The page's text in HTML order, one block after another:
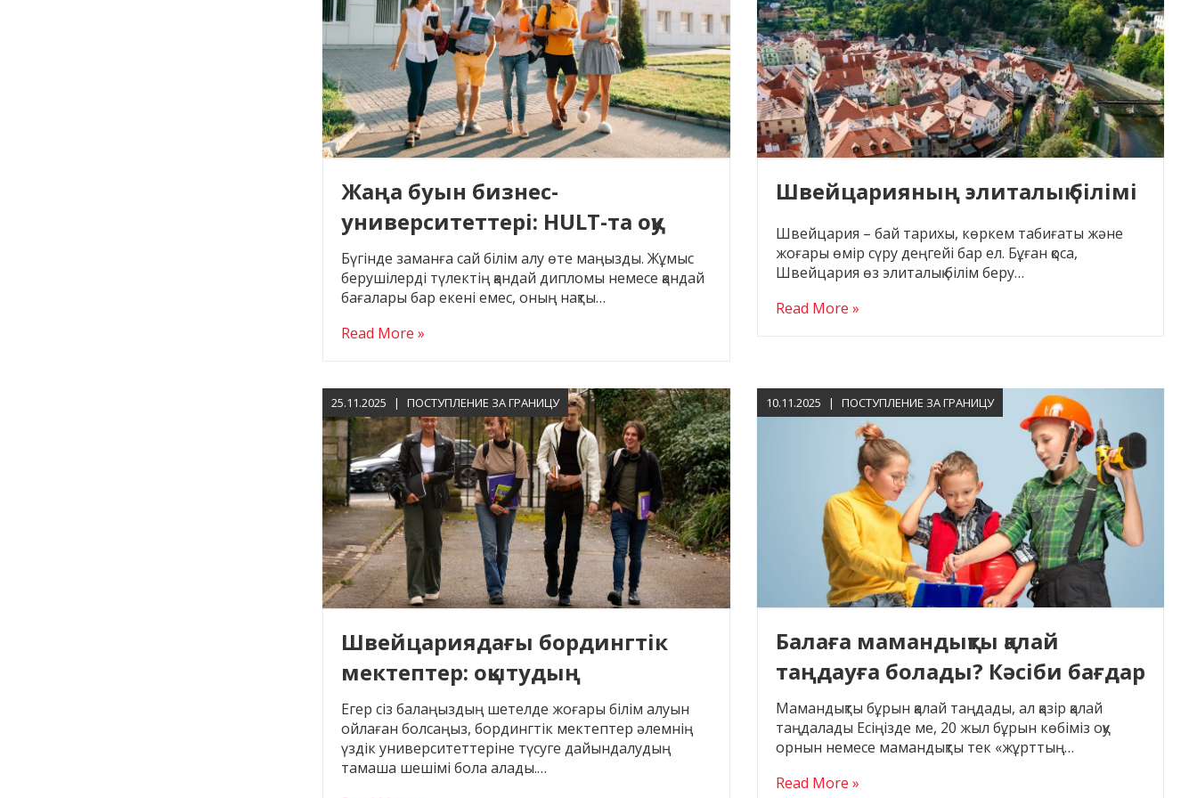
Жаңа буын бизнес-
университеттері: HULT-та оқу
Бүгінде заманға сай білім алу өте маңызды. Жұмыс
берушілерді түлектің қандай дипломы немесе қандай
бағалары бар екені емес, оның нақты…
Read More »
Швейцарияның элиталық білімі
Швейцария – бай тарихы, көркем табиғаты және
жоғары өмір сүру деңгейі бар ел. Бұған қоса,
Швейцария өз элиталық білім беру…
Read More »
Швейцариядағы бордингтік
мектептер: оқытудың
ерекшеліктері
25.11.2025 ПОСТУПЛЕНИЕ ЗА ГРАНИЦУ
Егер сіз балаңыздың шетелде жоғары білім алуын
ойлаған болсаңыз, бордингтік мектептер әлемнің
үздік университеттеріне түсуге дайындалудың
тамаша шешімі бола алады.…
Балаға мамандықты қалай
таңдауға болады? Кәсіби бағдар
беруші маманның кеңесі
10.11.2025 ПОСТУПЛЕНИЕ ЗА ГРАНИЦУ
Мамандықты бұрын қалай таңдады, ал қазір қалай
таңдалады Есіңізде ме, 20 жыл бұрын көбіміз оқу
орнын немесе мамандықты тек «жұрттың…
Read More »